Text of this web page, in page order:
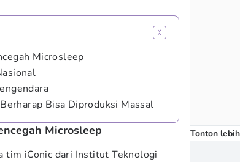
Microsleep
Bisa Diproduksi Massal
Microsleep
tim iConic dari Institut Teknologi
Tonton